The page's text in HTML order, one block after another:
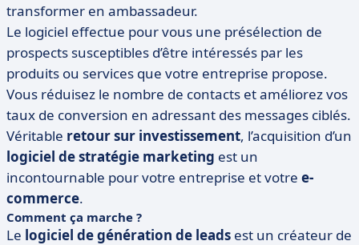
transformer en ambassadeur.
Le logiciel effectue pour vous une présélection de
prospects susceptibles d’être intéressés par les
produits ou services que votre entreprise propose.
Vous réduisez le nombre de contacts et améliorez vos
taux de conversion en adressant des messages ciblés.
Véritable retour sur investissement, l’acquisition d’un
logiciel de stratégie marketing est un
incontournable pour votre entreprise et votre e-
commerce.
Comment ça marche ?
Le logiciel de génération de leads est un créateur de